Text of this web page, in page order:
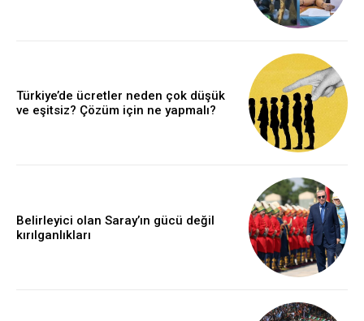
Türkiye’de ücretler neden çok düşük
ve eşitsiz? Çözüm için ne yapmalı?
Belirleyici olan Saray’ın gücü değil
kırılganlıkları